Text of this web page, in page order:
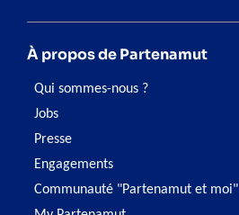
À propos de Partenamut
Qui sommes-nous ?
Jobs
Presse
Engagements
Communauté "Partenamut et moi"